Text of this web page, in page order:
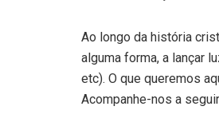
Ao longo da história
alguma forma, a lançar
etc). O que queremos
Acompanhe-nos a